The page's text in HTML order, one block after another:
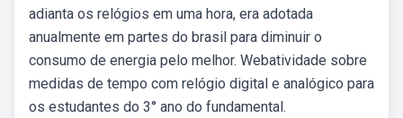
adianta os relógios em uma hora, era adotada
anualmente em partes do brasil para diminuir o
consumo de energia pelo melhor. Webatividade sobre
medidas de tempo com relógio digital e analógico para
os estudantes do 3° ano do fundamental.